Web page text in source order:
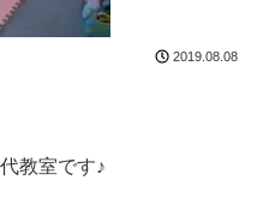
2019.08.08
教室です♪